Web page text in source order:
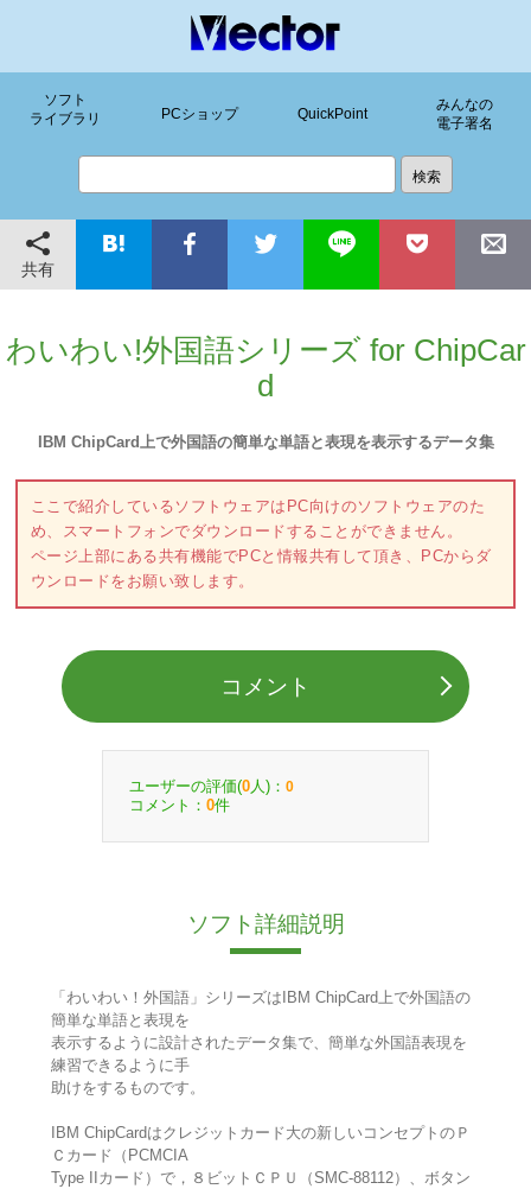
ソフト
ライブラリ
PCショップ QuickPoint
みんなの
電子署名
共有
わいわい!外国語シリーズ for ChipCar
d
IBM ChipCard上で外国語の簡単な単語と表現を表示するデータ集
ここで紹介しているソフトウェアはPC向けのソフトウェアのた
め、スマートフォンでダウンロードすることができません。
ページ上部にある共有機能でPCと情報共有して頂き、PCからダ
ウンロードをお願い致します。
コメント
ユーザーの評価(0 人)： 0
コメント： 0件
ソフト詳細説明
「わいわい！外国語」シリーズはIBM ChipCard上で外国語の
簡単な単語と表現を
表示するように設計されたデータ集で、簡単な外国語表現を
練習できるように手
助けをするものです。
IBM ChipCardはクレジットカード大の新しいコンセプトのＰ
Ｃカード（PCMCIA
Type IIカード）で，８ビットＣＰＵ（SMC-88112）、ボタン